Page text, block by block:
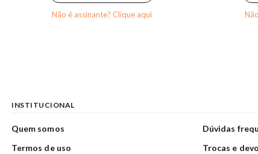
Não é assinante? Clique aqui
INSTITUCIONAL
Quem somos
Termos de uso
Dúvidas
Trocas e